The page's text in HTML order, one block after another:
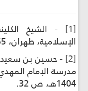
[1] - الشيخ
الإسلامية، طهران، 1365 ش، ج 2، ص 321.
[2] - حسين بن سعيد
مدرسة الإمام
1404هـ، ص 32.